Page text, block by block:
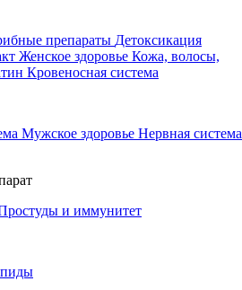
препараты Детоксикация
Женское здоровье Кожа, волосы,
Кровеносная система
Мужское здоровье Нервная система
и иммунитет